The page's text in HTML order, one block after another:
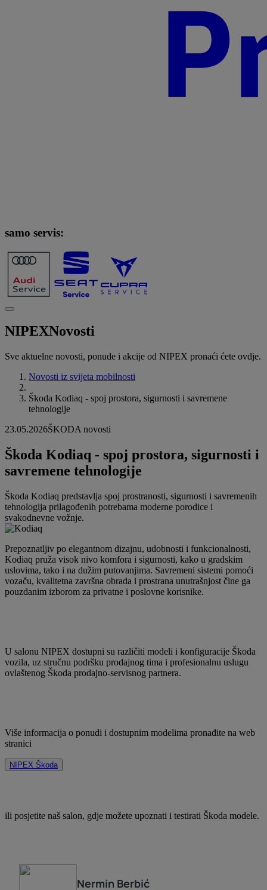
samo servis:
NIPEXNovosti
Sve aktuelne novosti, ponude i akcije od NIPEX pronaći ćete ovdje.
Novosti iz svijeta mobilnosti
Škoda Kodiaq - spoj prostora, sigurnosti i savremene
tehnologije
23.05.2026ŠKODA novosti
Škoda Kodiaq - spoj prostora, sigurnosti i
savremene tehnologije
Škoda Kodiaq predstavlja spoj prostranosti, sigurnosti i savremenih
tehnologija prilagođenih potrebama moderne porodice i
svakodnevne vožnje.
Prepoznatljiv po elegantnom dizajnu, udobnosti i funkcionalnosti,
Kodiaq pruža visok nivo komfora i sigurnosti, kako u gradskim
uslovima, tako i na dužim putovanjima. Savremeni sistemi pomoći
vozaču, kvalitetna završna obrada i prostrana unutrašnjost čine ga
pouzdanim izborom za privatne i poslovne korisnike.
U salonu NIPEX dostupni su različiti modeli i konfiguracije Škoda
vozila, uz stručnu podršku prodajnog tima i profesionalnu uslugu
ovlaštenog Škoda prodajno-servisnog partnera.
Više informacija o ponudi i dostupnim modelima pronađite na web
stranici
NIPEX Škoda
ili posjetite naš salon, gdje možete upoznati i testirati Škoda modele.
Nermin Berbić